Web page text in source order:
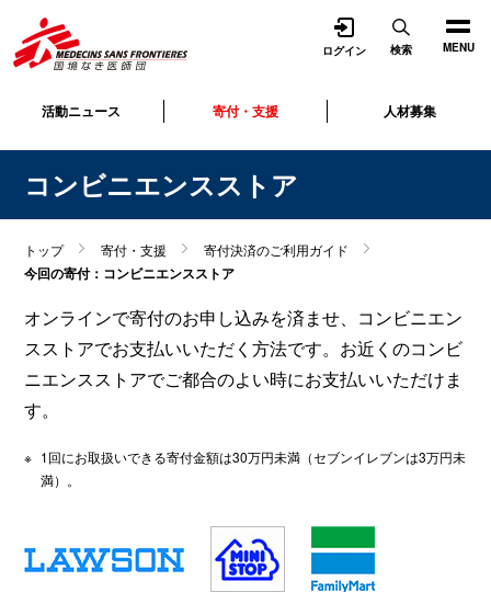
MENU
活動ニュース 寄付・支援 人材募集
ログイン 検索
トップ 寄付・支援 寄付決済のご利用ガイド
今回の寄付：コンビニエンスストア
コンビニエンスストア
オンラインで寄付のお申し込みを済ませ、コンビニエン
スストアでお支払いいただく方法です。お近くのコンビ
ニエンスストアでご都合のよい時にお支払いいただけま
す。
※ 1回にお取扱いできる寄付金額は30万円未満（セブンイレブンは3万円未
満）。